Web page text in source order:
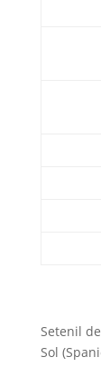
Setenil
Sol